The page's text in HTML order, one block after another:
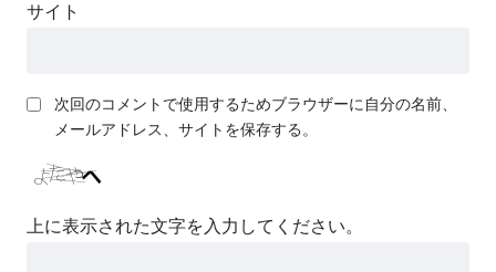
サイト
次回のコメントで使用するためブラウザーに自分の名前、
メールアドレス、サイトを保存する。
上に表示された文字を入力してください。